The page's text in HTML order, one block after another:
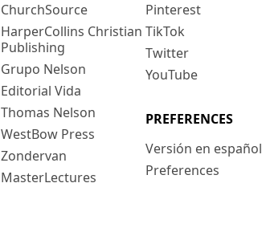
ChurchSource
HarperCollins Christian
Publishing
Grupo Nelson
Editorial Vida
Thomas Nelson
WestBow Press
Zondervan
MasterLectures
Pinterest
TikTok
Twitter
YouTube
PREFERENCES
Versión en español
Preferences